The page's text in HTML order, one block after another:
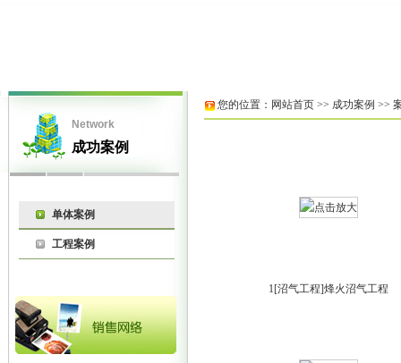
Network
成功案例
单体案例
工程案例
您的位置： 网站首页 >> 成功案例 >>
1[沼气工程]烽火沼气工程